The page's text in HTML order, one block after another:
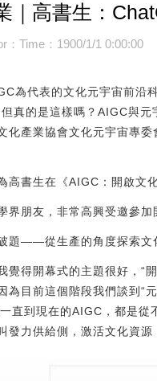
｜高書生：
：Time：1900/1/1 0:00:00
為代表的文化元宇宙前沿
但真的是這樣嗎？AIGC與
化產業協會文化元宇宙專
高書生在《AIGC：開啟文
界朋友，非常高興受邀參加
題——從生產的角度探索文
覺得開幕式的主題很好，“
為目前這個階段我們談到“
直到現在的AIGC，都是從
發力供給側，激活文化資源